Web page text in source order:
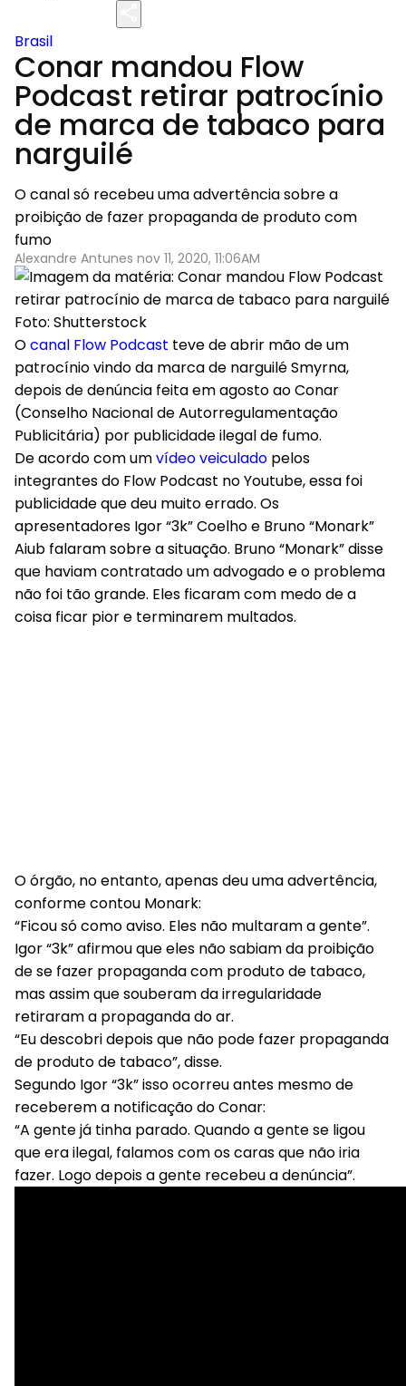
Brasil
Conar mandou Flow
Podcast retirar patrocínio
de marca de tabaco para
narguilé
O canal só recebeu uma advertência sobre a
proibição de fazer propaganda de produto com
fumo
Alexandre Antunes nov 11, 2020, 11:06AM
Foto: Shutterstock
Ocanal Flow Podcast teve de abrir mão de um
patrocínio vindo da marca de narguilé Smyrna,
depois de denúncia feita em agosto ao Conar
(Conselho Nacional de Autorregulamentação
Publicitária) por publicidade ilegal de fumo.
De acordo com umvídeo veiculado pelos
integrantes do Flow Podcast no Youtube, essa foi
publicidade que deu muito errado. Os
apresentadores Igor “3k” Coelho e Bruno “Monark”
Aiub falaram sobre a situação. Bruno “Monark” disse
que haviam contratado um advogado e o problema
não foi tão grande. Eles ficaram com medo de a
coisa ficar pior e terminarem multados.
O órgão, no entanto, apenas deu uma advertência,
conforme contou Monark:
“Ficou só como aviso. Eles não multaram a gente”.
Igor “3k” afirmou que eles não sabiam da proibição
de se fazer propaganda com produto de tabaco,
mas assim que souberam da irregularidade
retiraram a propaganda do ar.
“Eu descobri depois que não pode fazer propaganda
de produto de tabaco”, disse.
Segundo Igor “3k” isso ocorreu antes mesmo de
receberem a notificação do Conar:
“A gente já tinha parado. Quando a gente se ligou
que era ilegal, falamos com os caras que não iria
fazer. Logo depois a gente recebeu a denúncia”.